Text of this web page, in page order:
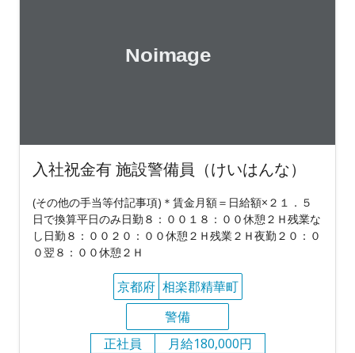
入社祝金有 施設警備員（けいはんな）
(その他の手当等付記事項)＊賃金月額＝日給額×２１．５
日で換算平日のみ日勤８：００１８：００休憩２Ｈ残業な
し日勤８：００２０：００休憩２Ｈ残業２Ｈ夜勤２０：０
０翌８：００休憩２Ｈ
京都府 相楽郡精華町
警備
正社員
月給180,000円